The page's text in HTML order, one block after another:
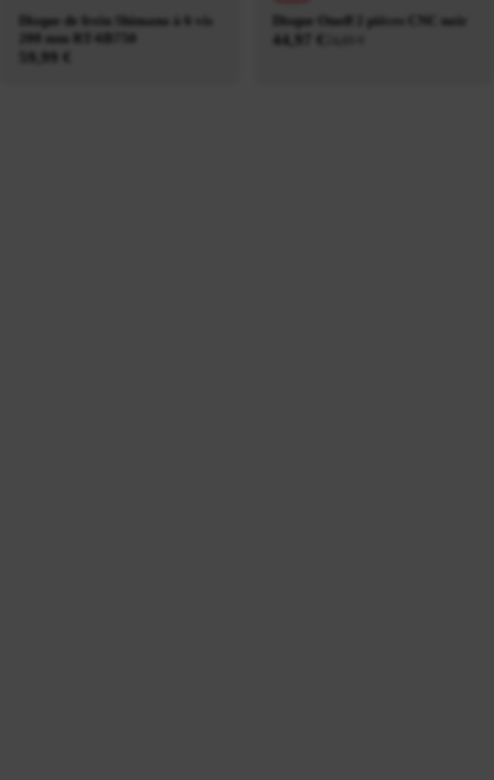
Disque de frein Shimano à 6 vis
200 mm RT-6B750
59,99 €
Disque Onoff 2 pièces CNC noir
44,97 €